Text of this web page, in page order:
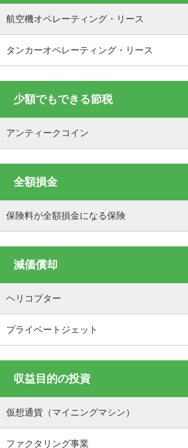
航空機オペレーティング・リース
タンカーオペレーティング・リース
少額でもできる節税
アンティークコイン
全額損金
保険料が全額損金になる保険
減価償却
ヘリコプター
プライベートジェット
収益目的の投資
仮想通貨（マイニングマシン）
ファクタリング事業